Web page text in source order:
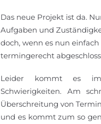
Das neue Projekt ist da.
Aufgaben und
doch, wenn es nun
termingerecht
Leider kommt es
Schwierigkeiten. Am
Überschreitung von
und es kommt zum so